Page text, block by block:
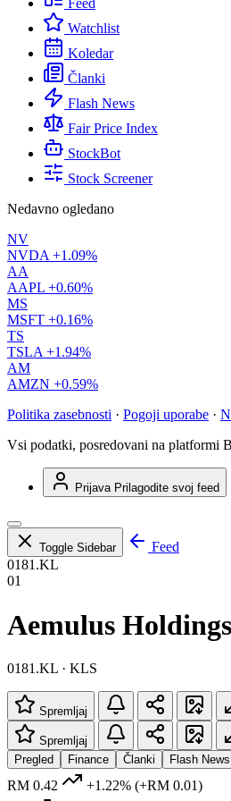
Feed
Watchlist
Koledar
Članki
Flash News
Fair Price Index
StockBot
Stock Screener
Nedavno ogledano
NV
NVDA +1.09%
AA
AAPL +0.60%
MS
MSFT +0.16%
TS
TSLA +1.94%
AM
AMZN +0.59%
Politika zasebnosti · Pogoji uporabe ·
Vsi podatki, posredovani na platformi
Prijava Prilagodite svoj feed
Toggle Sidebar
Feed
0181.KL
01
Aemulus
0181.KL · KLS
Spremljaj
Spremljaj
Pregled
Finance Članki Flash News
RM 0.42 +1.22% (+RM 0.01)